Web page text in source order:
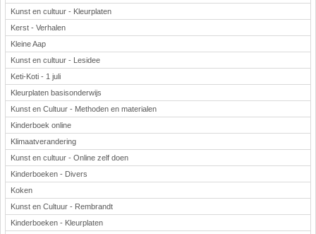
Kunst en cultuur - Kleurplaten
Kerst - Verhalen
Kleine Aap
Kunst en cultuur - Lesidee
Keti-Koti - 1 juli
Kleurplaten basisonderwijs
Kunst en Cultuur - Methoden en materialen
Kinderboek online
Klimaatverandering
Kunst en cultuur - Online zelf doen
Kinderboeken - Divers
Koken
Kunst en Cultuur - Rembrandt
Kinderboeken - Kleurplaten